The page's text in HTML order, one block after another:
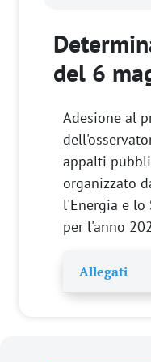
del 6
Adesione al
appalti
organizzato
l'Energia e
per l'anno
Allegati